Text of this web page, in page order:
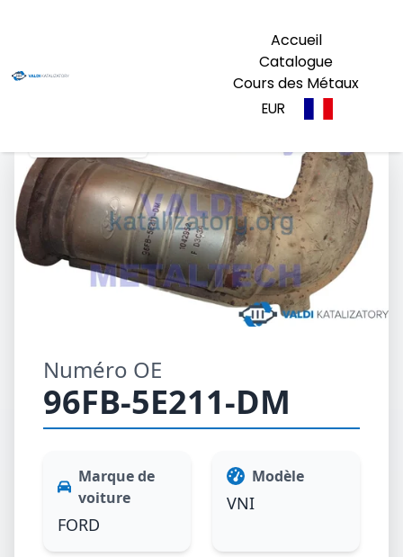
Accueil
Catalogue
Cours des Métaux
EUR
Numéro OE
96FB-5E211-DM
Marque de
voiture
FORD
Modèle
VNI